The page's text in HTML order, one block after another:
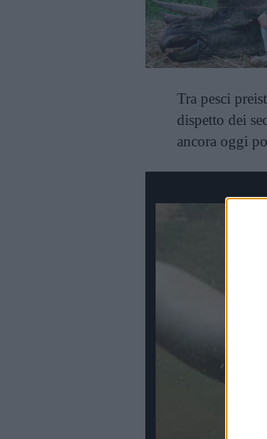
Tra pesci
dispetto dei
ancora oggi